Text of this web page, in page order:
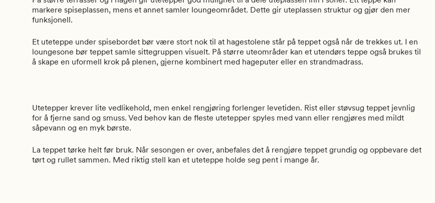
markere spiseplassen, mens et annet samler loungeområdet. Dette gir uteplassen struktur og gjør den mer
funksjonell.
Et uteteppe under spisebordet bør være stort nok til at hagestolene står på teppet også når de trekkes ut. I en
loungesone bør teppet samle sittegruppen visuelt. På større uteområder kan et utendørs teppe også brukes til
å skape en uformell krok på plenen, gjerne kombinert med hageputer eller en strandmadrass.
Utetepper krever lite vedlikehold, men enkel rengjøring forlenger levetiden. Rist eller støvsug teppet jevnlig
for å fjerne sand og smuss. Ved behov kan de fleste utetepper spyles med vann eller rengjøres med mildt
såpevann og en myk børste.
La teppet tørke helt før bruk. Når sesongen er over, anbefales det å rengjøre teppet grundig og oppbevare det
tørt og rullet sammen. Med riktig stell kan et uteteppe holde seg pent i mange år.